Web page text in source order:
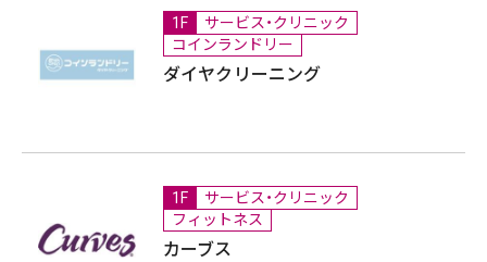
1F
サービス・クリニック
コインランドリー
ダイヤクリーニング
1F
サービス・クリニック
フィットネス
カーブス